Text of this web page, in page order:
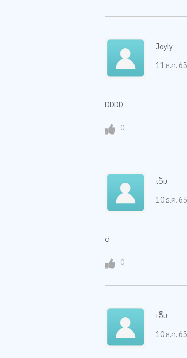
Joyly
11 ธ.ค. 65
DDDD
0
เอ็ม
10 ธ.ค. 65
ดี
0
เอ็ม
10 ธ.ค. 65